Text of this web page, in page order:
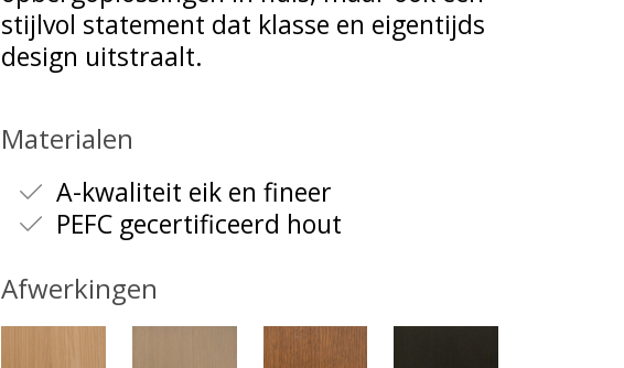
stijlvol statement dat klasse en eigentijds
design uitstraalt.
Materialen
A-kwaliteit eik en fineer
PEFC gecertificeerd hout
Afwerkingen